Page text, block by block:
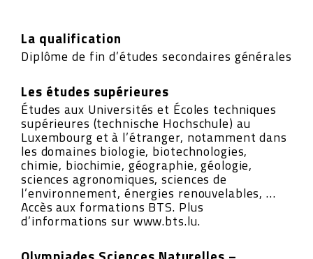
La qualification
Diplôme de fin d’études secondaires générales
Les études supérieures
Études aux Universités et Écoles techniques
supérieures (technische Hochschule) au
Luxembourg et à l’étranger, notamment dans
les domaines biologie, biotechnologies,
chimie, biochimie, géographie, géologie,
sciences agronomiques, sciences de
l’environnement, énergies renouvelables, …
Accès aux formations BTS. Plus
d’informations sur www.bts.lu.